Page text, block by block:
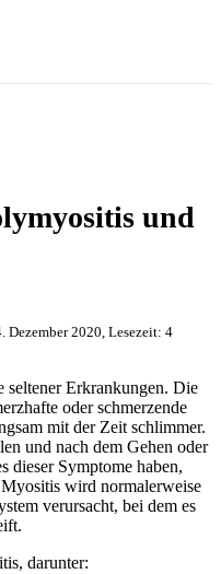
und
2020, Lesezeit: 4
seltener Erkrankungen. Die
oder schmerzende
mit der Zeit schlimmer.
und nach dem Gehen oder
dieser Symptome haben,
wird normalerweise
verursacht, bei dem es
darunter: